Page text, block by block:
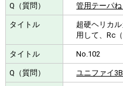
管用テーパ
超硬ヘリカル
用して、Rc（
No.102
ユニファイ